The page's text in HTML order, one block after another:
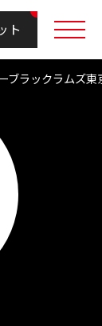
ト
ブラックラムズ東